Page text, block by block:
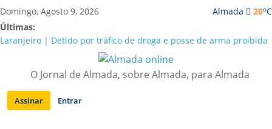
Saltar
para
conteúdo
Almada 20oC
Domingo, Agosto 9, 2026
Últimas:
Laranjeiro | Detido por tráfico de droga e posse de arma proibida
A “crise” da água em Almada: ilações e ensinamentos necessários
Costa da Caparica | Polícia Marítima e ASAE detectam
irregularidades em habitações e restaurantes
APA diz que falta de água em Almada “foi um problema de má
O Jornal de Almada, sobre Almada, para Almada
Assinar Entrar